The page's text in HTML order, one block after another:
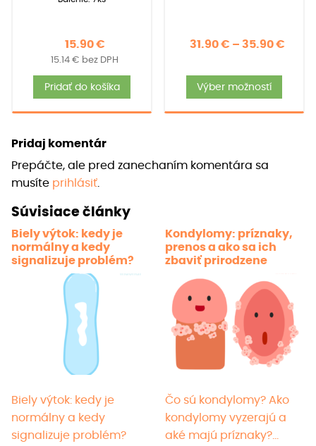
15.90€
15.14 € bez DPH
Pridať do košíka
31.90€ – 35.90€Price
Výber možností
má
na
Pridaj komentár
Prepáčte, ale pred zanechaním komentára sa
musíte prihlásiť
Súvisiace články
Biely výtok: kedy je
normálny a kedy
signalizuje problém?
Biely výtok: kedy je
normálny a kedy
signalizuje problém?
Kondylomy: príznaky,
prenos a ako sa ich
zbaviť prirodzene
Čo sú kondylomy? Ako
kondylomy vyzerajú a
aké majú príznaky?…